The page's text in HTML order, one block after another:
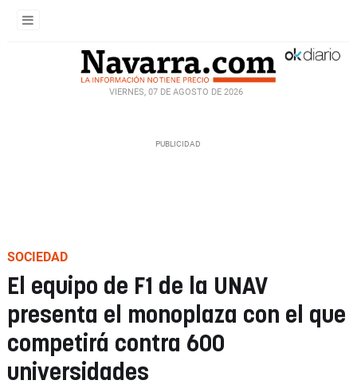
VIERNES, 07 DE AGOSTO DE 2026
SOCIEDAD
El equipo de F1 de la UNAV
presenta el monoplaza con el que
competirá contra 600
universidades